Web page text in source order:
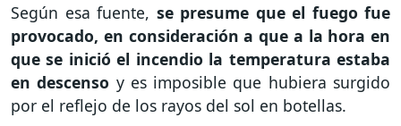
Según esa fuente, se presume que el fuego fue
provocado, en consideración a que a la hora en
que se inició el incendio la temperatura estaba
en descenso y es imposible que hubiera surgido
por el reflejo de los rayos del sol en botellas.